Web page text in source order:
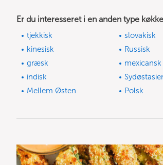
Er du interesseret i en anden type
tjekkisk slovakisk
kinesisk
Russisk
græsk
mexicansk
indisk
Mellem Østen
Polsk